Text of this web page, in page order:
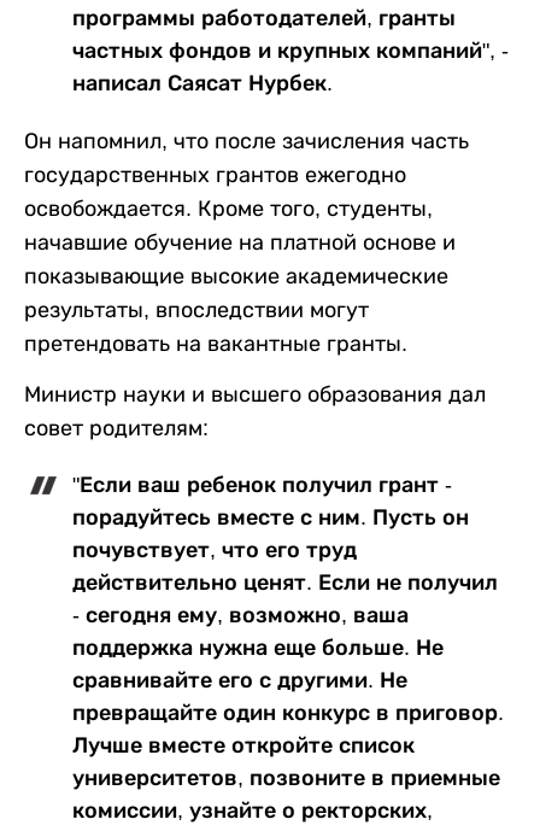
программы работодателей, гранты
частных фондов и крупных компаний", -
написал Саясат Нурбек.
Он напомнил, что после зачисления часть
государственных грантов ежегодно
освобождается. Кроме того, студенты,
начавшие обучение на платной основе и
показывающие высокие академические
результаты, впоследствии могут
претендовать на вакантные гранты.
Министр науки и высшего образования дал
совет родителям:
"Если ваш ребенок получил грант -
порадуйтесь вместе с ним. Пусть он
почувствует, что его труд
действительно ценят. Если не получил
- сегодня ему, возможно, ваша
поддержка нужна еще больше. Не
сравнивайте его с другими. Не
превращайте один конкурс в приговор.
Лучше вместе откройте список
университетов, позвоните в приемные
комиссии, узнайте о ректорских,